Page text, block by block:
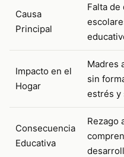
Causa
Principal
Falta de
Impacto en el
Hogar
Madres
sin
estrés y
Consecuencia
Educativa
Rezago